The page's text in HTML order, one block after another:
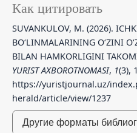
Как цитировать
SUVANKULOV, M. (2026).
BO‘LINMALARINING O‘ZINI
BILAN HAMKORLIGINI
YURIST AXBOROTNOMASI, 1(3),
https://yuristjournal.uz/
herald/article/view/1237
Другие форматы